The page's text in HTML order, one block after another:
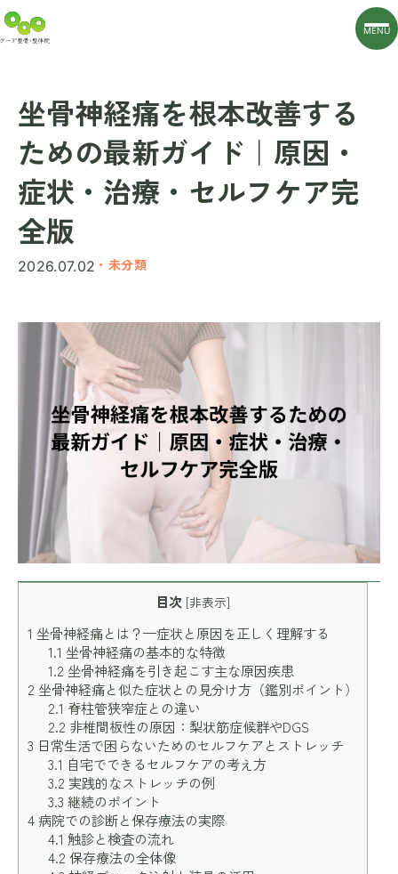
MENU
坐骨神経痛を根本改善する
ための最新ガイド｜原因・
症状・治療・セルフケア完
全版
2026.07.02 ・未分類
目次 [非表示]
1 坐骨神経痛とは？—症状と原因を正しく理解する
1.1 坐骨神経痛の基本的な特徴
1.2 坐骨神経痛を引き起こす主な原因疾患
2 坐骨神経痛と似た症状との見分け方（鑑別ポイント）
2.1 脊柱管狭窄症との違い
2.2 非椎間板性の原因：梨状筋症候群やDGS
3 日常生活で困らないためのセルフケアとストレッチ
3.1 自宅でできるセルフケアの考え方
3.2 実践的なストレッチの例
3.3 継続のポイント
4病院での診断と保存療法の実際
4.1 触診と検査の流れ
4.2 保存療法の全体像